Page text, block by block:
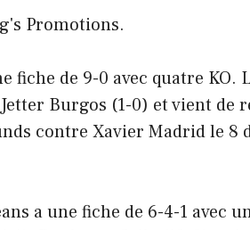
Promotions.
fiche de 9-0 avec quatre KO.
Burgos (1-0) et vient de
contre Xavier Madrid le 8
a une fiche de 6-4-1 avec